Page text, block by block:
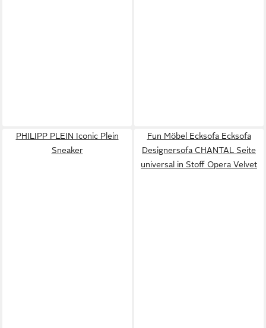
PHILIPP PLEIN Iconic Plein
Sneaker
Fun Möbel Ecksofa Ecksofa
Designersofa CHANTAL Seite
universal in Stoff Opera Velvet